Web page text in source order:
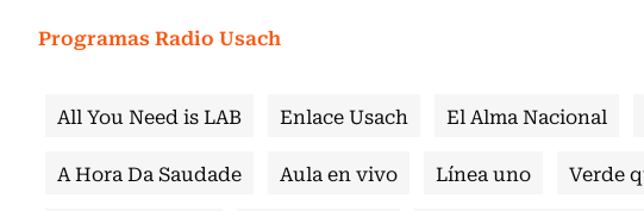
Programas Radio Usach
All You Need is LAB Enlace Usach El Alma Nacional
A Hora Da Saudade
Aula en vivo Línea uno Verde